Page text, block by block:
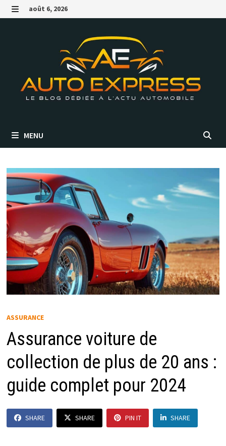
Passer
au MENU
août 6, 2026
MENU
ASSURANCE
Assurance voiture de
collection de plus de 20 ans :
guide complet pour 2024
SHARE SHARE PIN IT SHARE